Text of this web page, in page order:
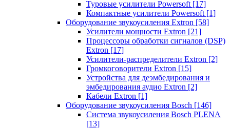
Туровые усилители Powersoft [17]
Компактные усилители Powersoft [1]
Оборудование звукоусиления Extron [58]
Усилители мощности Extron [21]
Процессоры обработки сигналов (DSP)
Extron [17]
Усилители-распределители Extron [2]
Громкоговорители Extron [15]
Устройства для деэмбедирования и
эмбедирования аудио Extron [2]
Кабели Extron [1]
Оборудование звукоусиления Bosch [146]
Система звукоусиления Bosch PLENA
[13]